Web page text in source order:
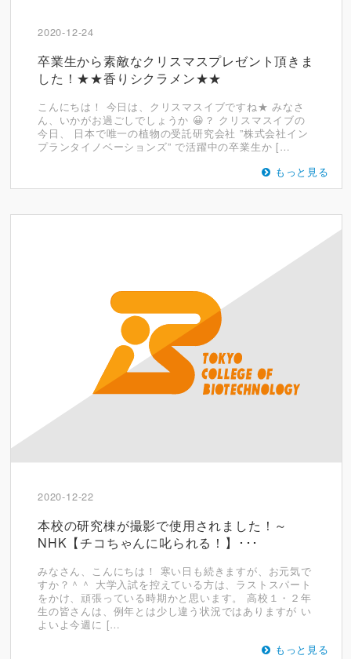
2020-12-24
卒業生から素敵なクリスマスプレゼント頂きま
した！★★香りシクラメン★★
こんにちは！ 今日は、クリスマスイブですね★ みなさ
ん、いかがお過ごしでしょうか 😀？ クリスマスイブの
今日、 日本で唯一の植物の受託研究会社 ”株式会社イン
プランタイノベーションズ” で活躍中の卒業生か […
もっと見る
2020-12-22
本校の研究棟が撮影で使用されました！～
NHK【チコちゃんに叱られる！】･･･
みなさん、こんにちは！ 寒い日も続きますが、お元気で
すか？＾＾ 大学入試を控えている方は、ラストスパート
をかけ、頑張っている時期かと思います。 高校１・２年
生の皆さんは、例年とは少し違う状況ではありますが い
よいよ今週に […
もっと見る